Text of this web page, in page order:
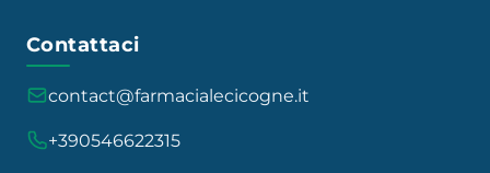
Contattaci
contact@farmacialecicogne.it
+390546622315